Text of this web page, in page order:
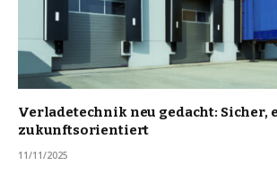
Verladetechnik neu gedacht: Sicher,
zukunftsorientiert
11/11/2025